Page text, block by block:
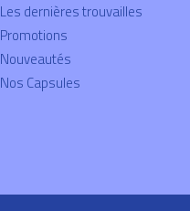
Les dernières trouvailles
Promotions
Nouveautés
Nos Capsules